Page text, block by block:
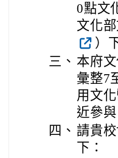
0點文
文化
）
三、 本府
彙整7
用文
近參
四、 請貴
下：